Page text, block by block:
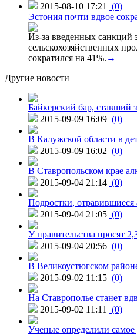
2015-08-10 17:21
(0)
Эстония почти вдвое
Из-за введенных санкций
сельскохозяйственных
сократился на 41%. →
Другие новости
Байкерский бар, ставший
2015-09-09 16:09 (0)
В Калужской области в
2015-09-09 16:02 (0)
В Ставропольском крае
2015-09-04 21:14 (0)
Подростки, отравившиеся
2015-09-04 21:05 (0)
У правительства просят
2015-09-04 20:56 (0)
В Великоустюгском
2015-09-02 11:15 (0)
На Ставрополье станет
2015-09-02 11:11
(0)
Ученые определили